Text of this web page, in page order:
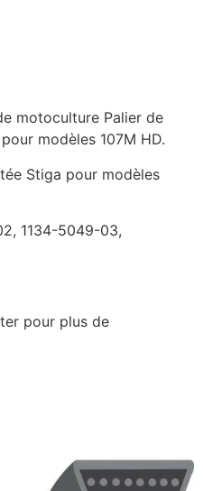
motoculture Palier de
modèles 107M HD.
Stiga pour modèles
1134-5049-03,
pour plus de